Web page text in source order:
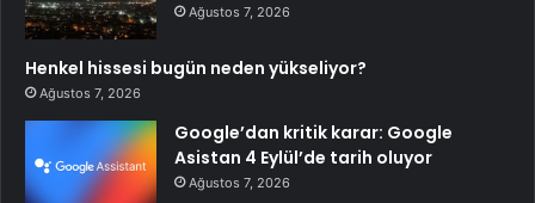
Ağustos 7, 2026
Henkel hissesi bugün neden yükseliyor?
Ağustos 7, 2026
Google’dan kritik karar: Google
Asistan 4 Eylül’de tarih oluyor
Ağustos 7, 2026